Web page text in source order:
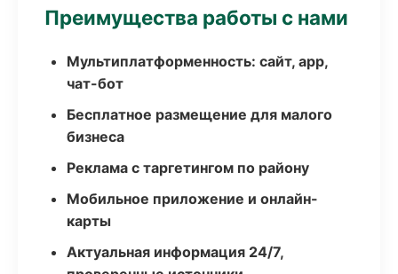
Преимущества работы с нами
Мультиплатформенность: сайт, app,
чат-бот
Бесплатное размещение для малого
бизнеса
Реклама с таргетингом по району
Мобильное приложение и онлайн-
карты
Актуальная информация 24/7,